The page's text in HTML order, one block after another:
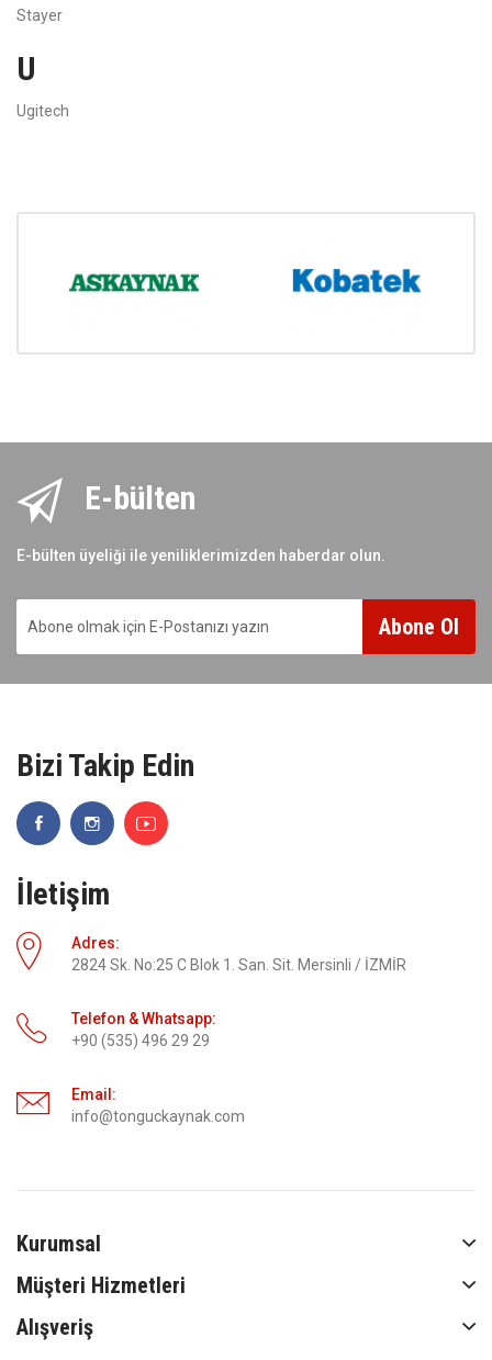
Stayer
U
Ugitech
E-bülten
E-bülten üyeliği ile yeniliklerimizden haberdar olun.
Abone Ol
Bizi Takip Edin
İletişim
Adres:
2824 Sk. No:25 C Blok 1. San. Sit. Mersinli / İZMİR
Telefon & Whatsapp:
+90 (535) 496 29 29
Email:
info@tonguckaynak.com
Kurumsal
Müşteri Hizmetleri
Alışveriş